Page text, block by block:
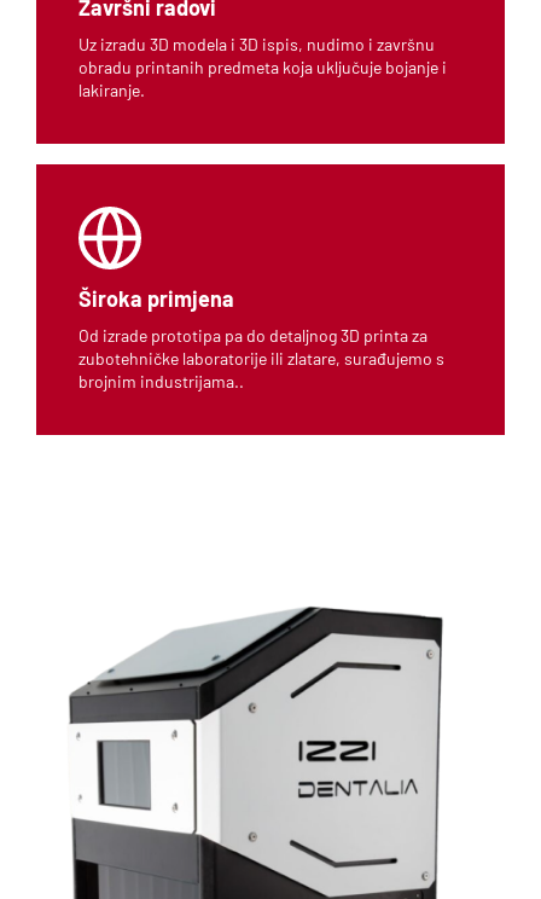
Završni radovi
Uz izradu 3D modela i 3D ispis, nudimo i završnu
obradu printanih predmeta koja uključuje bojanje i
lakiranje.
Široka primjena
Od izrade prototipa pa do detaljnog 3D printa za
zubotehničke laboratorije ili zlatare, surađujemo s
brojnim industrijama..